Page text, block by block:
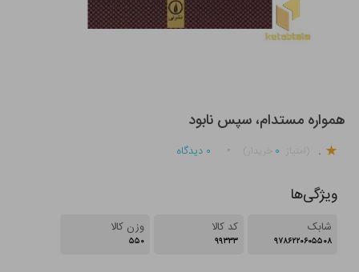
همواره مستدام، سپس نابود
. ۰ ۰ دیدگاه
ویژگی‌ها
شابک
۹۷۸۶۲۲۰۶۰۵۵۰۸
کد کالا
۹۹۳۳۳
وزن کالا
۵۵۰